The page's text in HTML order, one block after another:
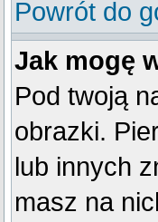
Powrót do
Jak mogę
Pod twoją
obrazki.
lub innych
masz na